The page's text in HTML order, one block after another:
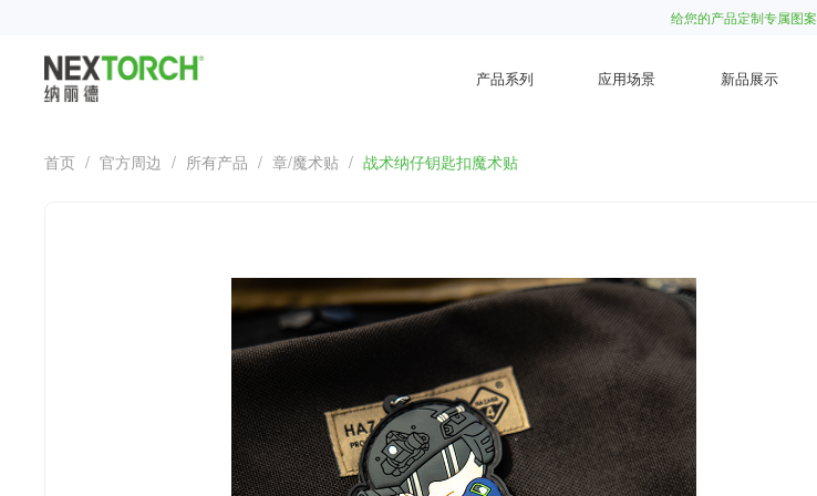
给您的产品定制专属图案
产品系列 应用场景 新品展示
首页 / 官方周边 / 所有产品 / 章/魔术贴 / 战术纳仔钥匙扣魔术贴